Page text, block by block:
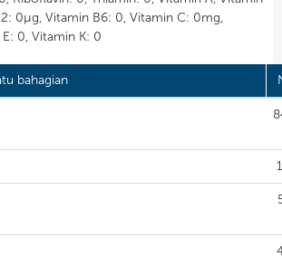
0µg, Vitamin B6: 0, Vitamin C: 0mg,
0, Vitamin K: 0
bahagian